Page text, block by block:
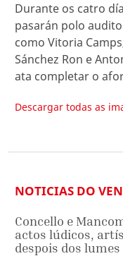
Durante os catro
pasarán polo
como Vitoria
Sánchez Ron e
ata completar o
Descargar todas as
NOTICIAS DO
Concello e
actos lúdicos,
despois dos